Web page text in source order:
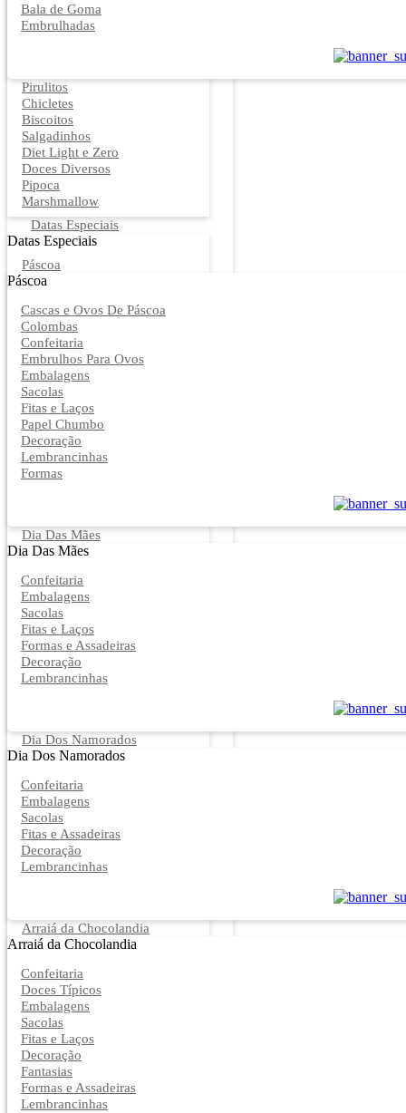
Bala de Goma
Embrulhadas
Pirulitos
Chicletes
Biscoitos
Salgadinhos
Diet Light e Zero
Doces Diversos
Pipoca
Marshmallow
Datas Especiais
Datas Especiais
Páscoa
Páscoa
Cascas e Ovos De Páscoa
Colombas
Confeitaria
Embrulhos Para Ovos
Embalagens
Sacolas
Fitas e Laços
Papel Chumbo
Decoração
Lembrancinhas
Formas
Dia Das Mães
Dia Das Mães
Confeitaria
Embalagens
Sacolas
Fitas e Laços
Formas e Assadeiras
Decoração
Lembrancinhas
Dia Dos Namorados
Dia Dos Namorados
Confeitaria
Embalagens
Sacolas
Fitas e Assadeiras
Decoração
Lembrancinhas
Arraiá da Chocolandia
Arraiá da Chocolandia
Confeitaria
Doces Típicos
Embalagens
Sacolas
Fitas e Laços
Decoração
Fantasias
Formas e Assadeiras
Lembrancinhas